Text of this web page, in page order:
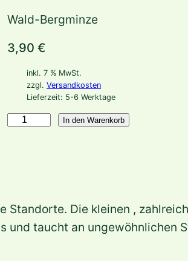
Wald-Bergminze
3,90 €
inkl. 7 % MwSt.
zzgl. Versandkosten
Lieferzeit: 5-6 Werktage
n
In den Warenkorb
Die kleinen ,
taucht an ungewöhnlichen